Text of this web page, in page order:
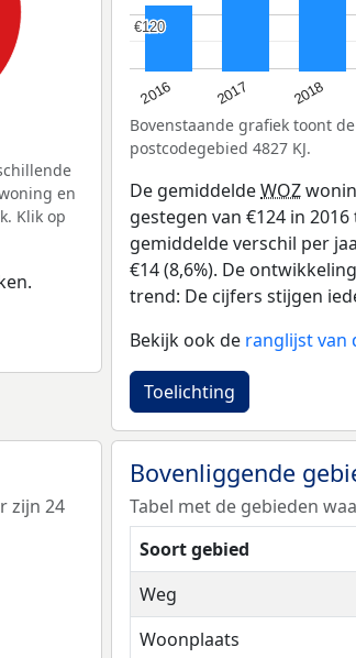
en
Klik op
2016 2017 2018
€120
€120
Bovenstaande grafiek toont
postcodegebied 4827 KJ.
De gemiddeldeWOZ
gestegen van €124 in
gemiddelde verschil per
€14 (8,6%). De
trend: De cijfers stijgen
Bekijk ook de ranglijst van
Toelichting
zijn 24
Bovenliggende
Tabel met de gebieden
Soort gebied
Weg
Woonplaats